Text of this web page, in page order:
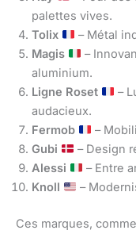
palettes vives.
Tolix
– Métal
Magis
–
aluminium.
Ligne Roset
–
audacieux.
Fermob
–
Gubi
– Design
Alessi
– Entre
Knoll
–
Ces marques, comme